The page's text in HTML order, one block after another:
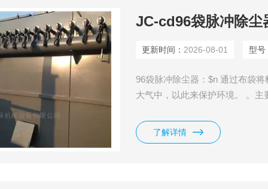
JC-cd96袋脉冲除尘
更新时间： 2026-08-01 型号
96袋脉冲除尘器：$n 通过布袋
大气中，以此来保护环境。 。
了解详情